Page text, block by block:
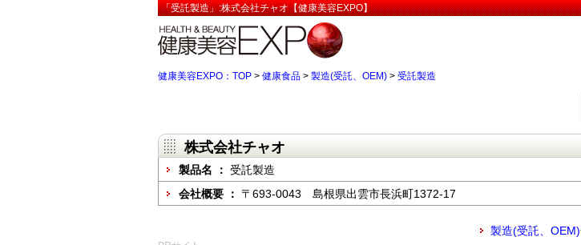
「受託製造」:株式会社チャオ【健康美容EXPO】
健康美容EXPO：TOP > 健康食品 > 製造(受託、OEM) > 受託製造
株式会社チャオ
製品名 ： 受託製造
会社概要 ： 〒693-0043 島根県出雲市長浜町1372-17
製造(受託、